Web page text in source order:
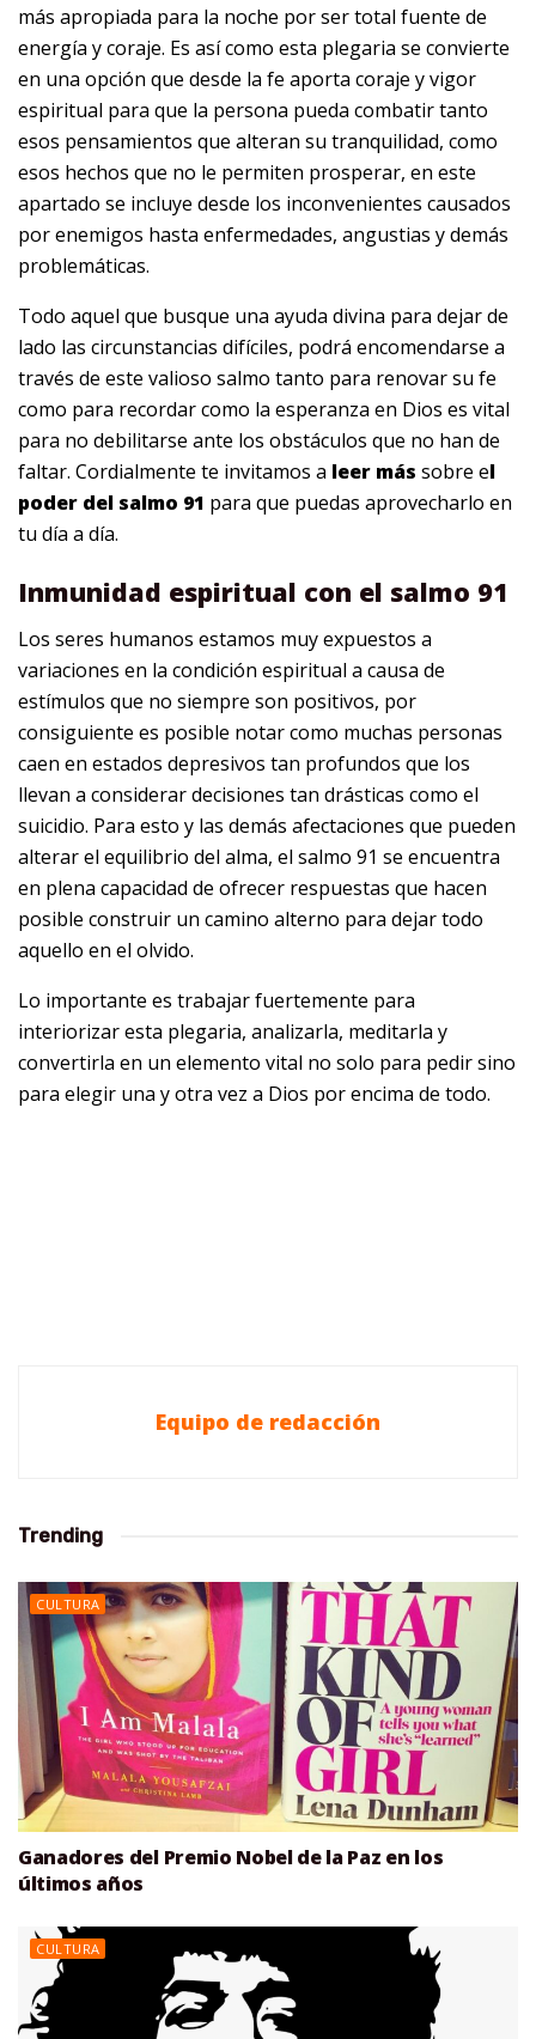
más apropiada para la noche por ser total fuente de
energía y coraje. Es así como esta plegaria se convierte
en una opción que desde la fe aporta coraje y vigor
espiritual para que la persona pueda combatir tanto
esos pensamientos que alteran su tranquilidad, como
esos hechos que no le permiten prosperar, en este
apartado se incluye desde los inconvenientes causados
por enemigos hasta enfermedades, angustias y demás
problemáticas.
Todo aquel que busque una ayuda divina para dejar de
lado las circunstancias difíciles, podrá encomendarse a
través de este valioso salmo tanto para renovar su fe
como para recordar como la esperanza en Dios es vital
para no debilitarse ante los obstáculos que no han de
faltar. Cordialmente te invitamos a leer más sobre el
poder del salmo 91 para que puedas aprovecharlo en
tu día a día.
Inmunidad espiritual con el salmo 91
Los seres humanos estamos muy expuestos a
variaciones en la condición espiritual a causa de
estímulos que no siempre son positivos, por
consiguiente es posible notar como muchas personas
caen en estados depresivos tan profundos que los
llevan a considerar decisiones tan drásticas como el
suicidio. Para esto y las demás afectaciones que pueden
alterar el equilibrio del alma, el salmo 91 se encuentra
en plena capacidad de ofrecer respuestas que hacen
posible construir un camino alterno para dejar todo
aquello en el olvido.
Lo importante es trabajar fuertemente para
interiorizar esta plegaria, analizarla, meditarla y
convertirla en un elemento vital no solo para pedir sino
para elegir una y otra vez a Dios por encima de todo.
Equipo de redacción
Trending
CULTURA
Ganadores del Premio Nobel de la Paz en los
últimos años
CULTURA